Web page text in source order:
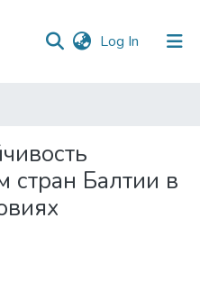
Log In (current)
стран Балтии в